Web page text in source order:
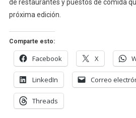
de restaurantes y puestos de comida
próxima edición.
Comparte esto:
Facebook X
LinkedIn Correo
Threads